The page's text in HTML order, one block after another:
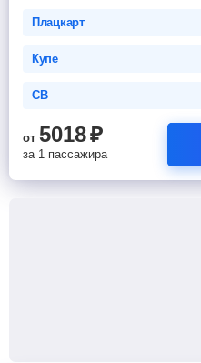
Плацкарт
Купе
СВ
от 5018₽
за 1 пассажира